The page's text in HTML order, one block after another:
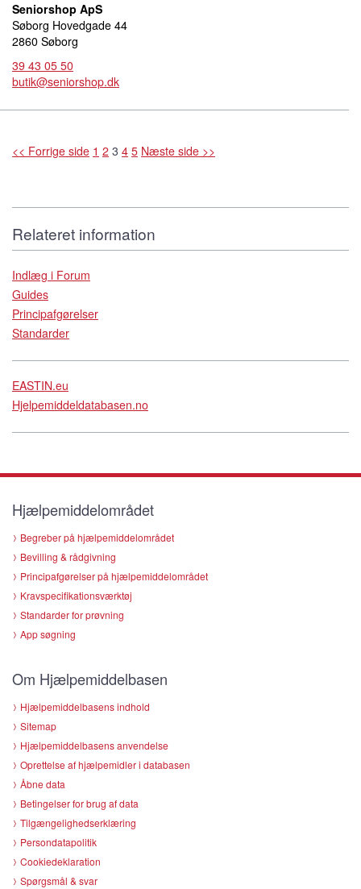
Seniorshop ApS
Søborg Hovedgade 44
2860 Søborg
39 43 05 50
butik@seniorshop.dk
<< Forrige side 1 2 3 4 5 Næste side >>
Relateret information
Indlæg i Forum
Guides
Principafgørelser
Standarder
EASTIN.eu
Hjelpemiddeldatabasen.no
Hjælpemiddelområdet
Begreber på hjælpemiddelområdet
Bevilling & rådgivning
Principafgørelser på hjælpemiddelområdet
Kravspecifikationsværktøj
Standarder for prøvning
App søgning
Om Hjælpemiddelbasen
Hjælpemiddelbasens indhold
Sitemap
Hjælpemiddelbasens anvendelse
Oprettelse af hjælpemidler i databasen
Åbne data
Betingelser for brug af data
Tilgængelighedserklæring
Persondatapolitik
Cookiedeklaration
Spørgsmål & svar